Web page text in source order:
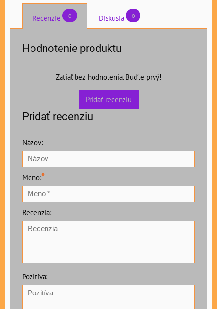
Recenzie 0 Diskusia 0
Hodnotenie produktu
Zatiaľ bez hodnotenia. Buďte prvý!
Pridať recenziu
Pridať recenziu
Názov:
Meno:*
Recenzia:
Pozitíva: